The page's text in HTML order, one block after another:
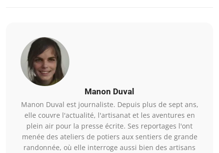
Manon Duval
Manon Duval est journaliste. Depuis plus de sept ans,
elle couvre l'actualité, l'artisanat et les aventures en
plein air pour la presse écrite. Ses reportages l'ont
menée des ateliers de potiers aux sentiers de grande
randonnée, où elle interroge aussi bien des artisans